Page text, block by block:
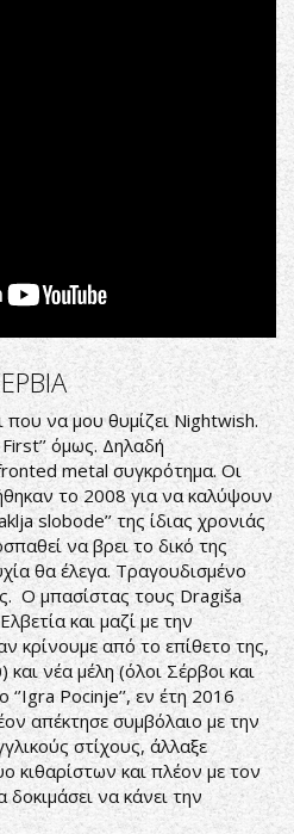
που να μου θυμίζει Nightwish.
όμως. Δηλαδή
metal συγκρότημα. Οι
το 2008 για να καλύψουν
slobode’’ της ίδιας χρονιάς
να βρει το δικό της
θα έλεγα. Τραγουδισμένο
Ο μπασίστας τους Dragiša
και μαζί με την
κρίνουμε από το επίθετο της,
νέα μέλη (όλοι Σέρβοι και
Pocinje’’, εν έτη 2016
απέκτησε συμβόλαιο με την
στίχους, άλλαξε
κιθαρίστων και πλέον με τον
δοκιμάσει να κάνει την